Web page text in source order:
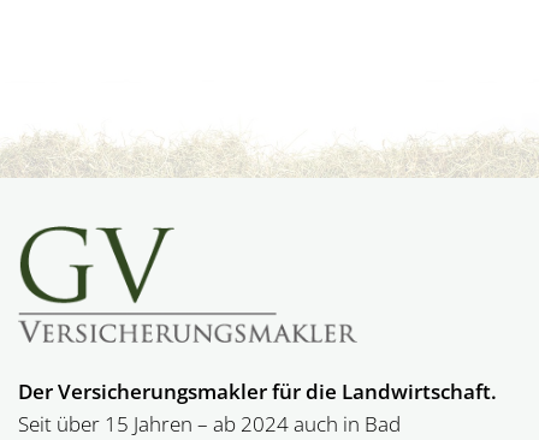
Der Versicherungsmakler für die Landwirtschaft.
Seit über 15 Jahren – ab 2024 auch in Bad